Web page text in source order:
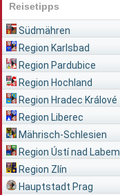
Reisetipps
Südmähren
Region Karlsbad
Region Pardubice
Region Hochland
Region Hradec Králové
Region Liberec
Mährisch-Schlesien
Region Ústí nad Labem
Region Zlín
Hauptstadt Prag